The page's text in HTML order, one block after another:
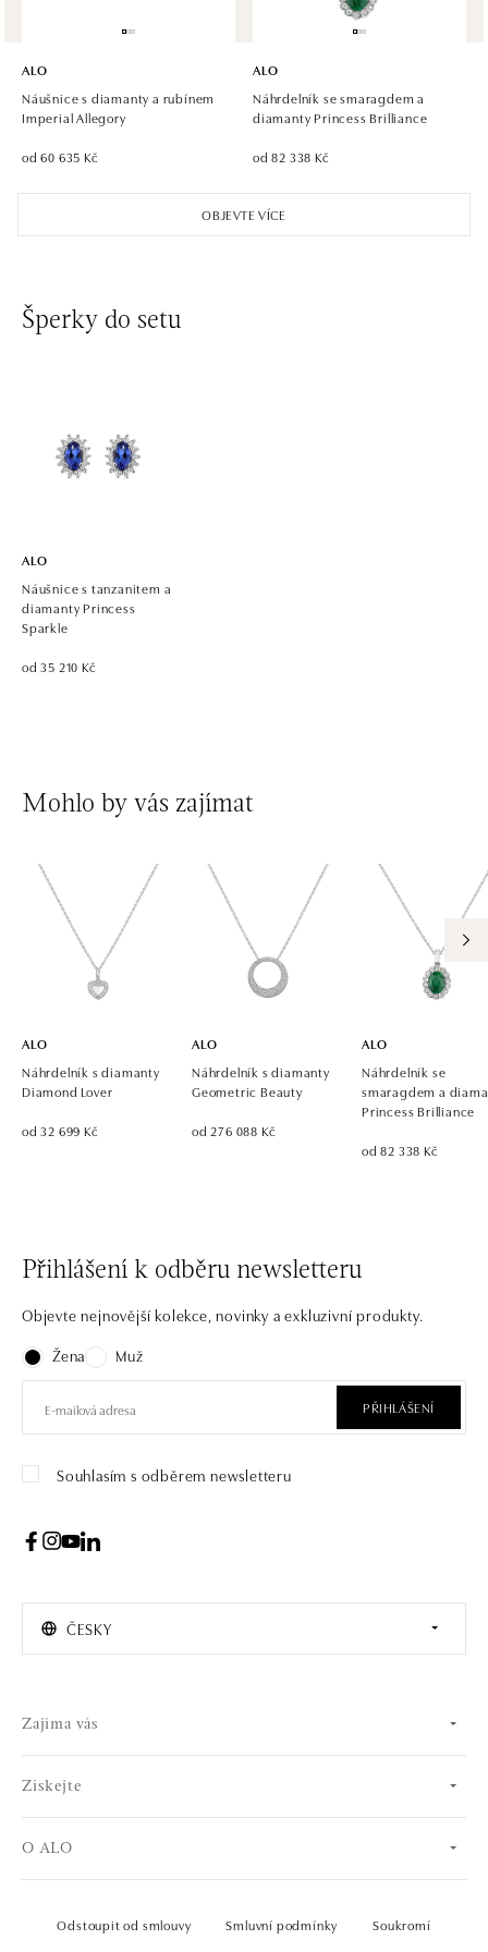
ALO diamonds Hilton, Košice
otevřeno v Pondělí od 09:00
Einsteinova 18, 851 01 Bratislava
Ivanská cesta 16, 821 04 Bratislava
ALO diamonds OC Eurovea, Bratislava
Pribinova 8, 811 09 Bratislava
OBJEVTE VÍCE
ALO
Náušnice s diamanty a rubínem
Imperial Allegory
od 60 635 Kč
ALO
Náhrdelník se smaragdem a
diamanty Princess Brilliance
od 82 338 Kč
Šperky do setu
ALO
Náušnice s tanzanitem a
diamanty Princess
Sparkle
od 35 210 Kč
Mohlo by vás zajímat
ALO
Náhrdelník s diamanty
Diamond Lover
od 32 699 Kč
ALO
Náhrdelník s diamanty
Geometric Beauty
od 276 088 Kč
ALO
Náhrdelník se
smaragdem a
Princess Brilliance
od 82 338 Kč
Přihlášení k odběru newsletteru
Objevte nejnovější kolekce, novinky a exkluzivní produkty.
Žena
Muž
PŘIHLÁŠENÍ
Souhlasím s odběrem newsletteru
ČESKY
Zajíma vás
Získejte
O ALO
Odstoupit od smlouvy Smluvní podmínky Soukromí